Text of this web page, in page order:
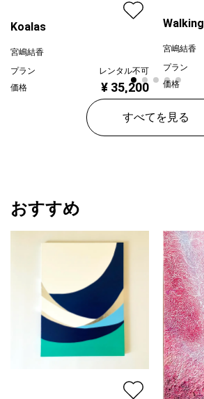
Koalas
宮嶋結香
プラン
レンタル不可
価格
¥ 35,200
Walking
宮嶋結香
プラン
価格
すべてを見る
おすすめ